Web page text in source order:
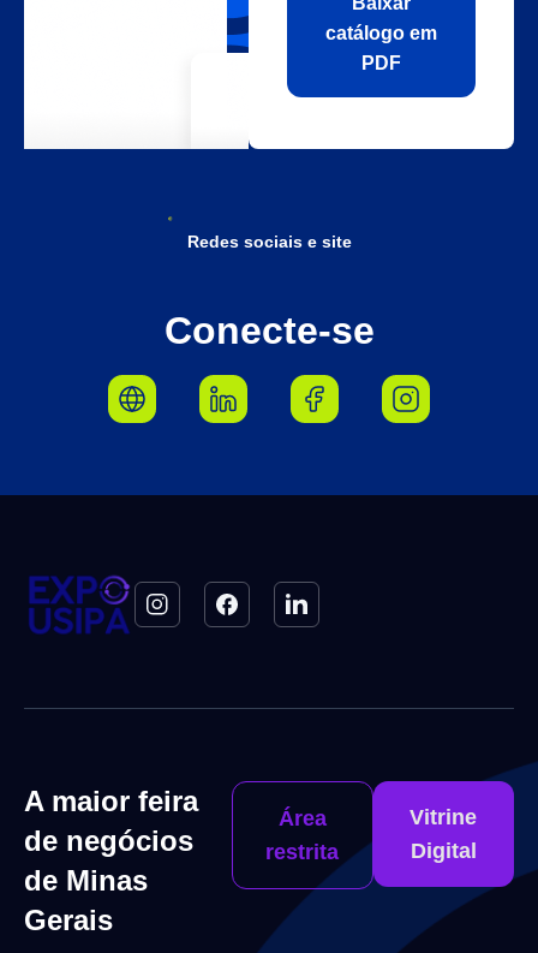
catálogo em
PDF
Redes sociais e site
Conecte-se
A maior feira
de negócios
de Minas
Gerais
Área
restrita
Vitrine
Digital